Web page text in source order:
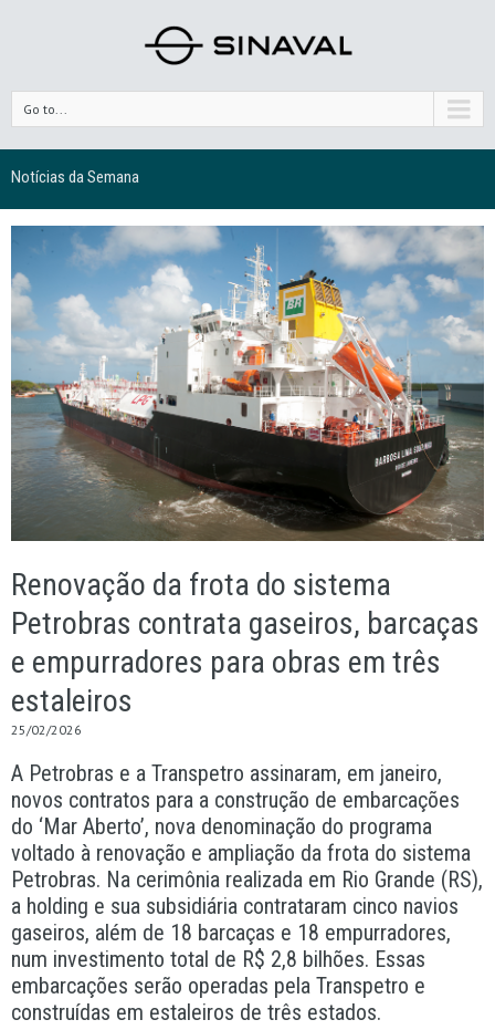
Go to...
Notícias da Semana
Renovação da frota do sistema
Petrobras contrata gaseiros, barcaças
e empurradores para obras em três
estaleiros
25/02/2026
A Petrobras e a Transpetro assinaram, em janeiro,
novos contratos para a construção de embarcações
do ‘Mar Aberto’, nova denominação do programa
voltado à renovação e ampliação da frota do sistema
Petrobras. Na cerimônia realizada em Rio Grande (RS),
a holding e sua subsidiária contrataram cinco navios
gaseiros, além de 18 barcaças e 18 empurradores,
num investimento total de R$ 2,8 bilhões. Essas
embarcações serão operadas pela Transpetro e
construídas em estaleiros de três estados.